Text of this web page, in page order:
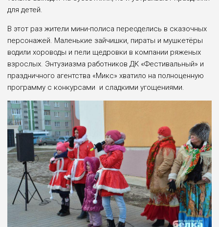
для детей.
В этот раз жители мини-полиса переоделись в сказочных
персонажей. Маленькие зайчишки, пираты и мушкетёры
водили хороводы и пели щедровки в компании ряженых
взрослых. Энтузиазма работников ДК «Фестивальный» и
праздничного агентства «Микс» хватило на полноценную
программу с конкурсами и сладкими угощениями.